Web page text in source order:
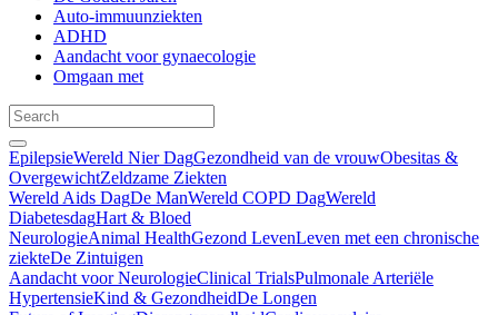
Auto-immuunziekten
ADHD
Aandacht voor gynaecologie
Omgaan met
EpilepsieWereld Nier DagGezondheid van de vrouwObesitas &
OvergewichtZeldzame Ziekten
Wereld Aids DagDe ManWereld COPD DagWereld
DiabetesdagHart & Bloed
NeurologieAnimal HealthGezond LevenLeven met een chronische
ziekteDe Zintuigen
Aandacht voor NeurologieClinical TrialsPulmonale Arteriële
HypertensieKind & GezondheidDe Longen